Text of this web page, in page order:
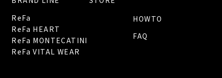
HOWTO
FAQ
ReFa
ReFa HEART
ReFa MONTECATINI
ReFa VITAL WEAR